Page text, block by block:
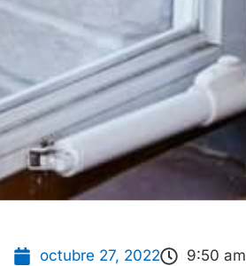
octubre 27, 2022 9:50 am